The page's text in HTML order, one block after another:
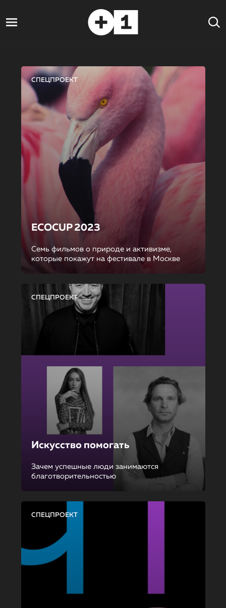
СПЕЦПРОЕКТ
ECOCUP 2023
Семь фильмов о природе и активизме,
которые покажут на фестивале в Москве
СПЕЦПРОЕКТ
Искусство помогать
Зачем успешные люди занимаются
благотворительностью
СПЕЦПРОЕКТ